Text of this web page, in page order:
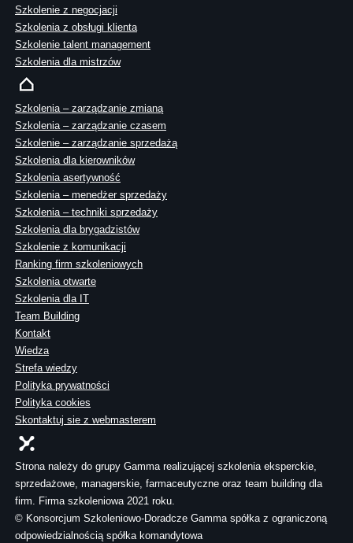
Szkolenie z negocjacji
Szkolenia z obsługi klienta
Szkolenie talent management
Szkolenia dla mistrzów
Szkolenia – zarządzanie zmianą
Szkolenia – zarządzanie czasem
Szkolenie – zarządzanie sprzedażą
Szkolenia dla kierowników
Szkolenia asertywność
Szkolenia – menedżer sprzedaży
Szkolenia – techniki sprzedaży
Szkolenia dla brygadzistów
Szkolenie z komunikacji
Ranking firm szkoleniowych
Szkolenia otwarte
Szkolenia dla IT
Team Building
Kontakt
Wiedza
Strefa wiedzy
Polityka prywatności
Polityka cookies
Skontaktuj sie z webmasterem
Strona należy do grupy Gamma realizującej szkolenia eksperckie,
sprzedażowe, managerskie, farmaceutyczne oraz team building dla
firm. Firma szkoleniowa 2021 roku.
© Konsorcjum Szkoleniowo-Doradcze Gamma spółka z ograniczoną
odpowiedzialnością spółka komandytowa